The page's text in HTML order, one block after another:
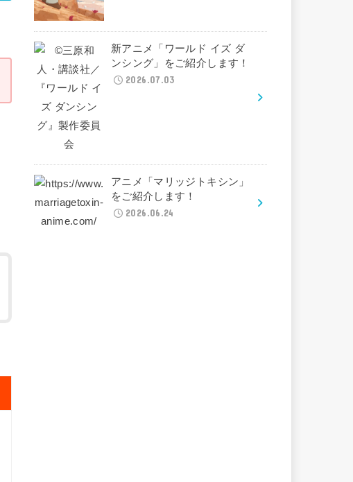
新アニメ「ワールド イズ ダ
ンシング」をご紹介します！
2026.07.03
アニメ「マリッジトキシン」
をご紹介します！
2026.06.24